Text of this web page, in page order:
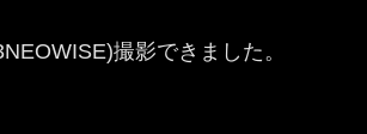
撮影できました。